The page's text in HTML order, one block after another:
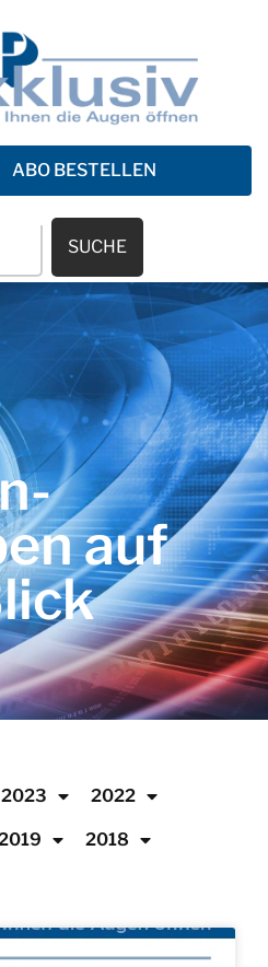
ABO BESTELLEN
SUCHE
auf
2023 2022
2018